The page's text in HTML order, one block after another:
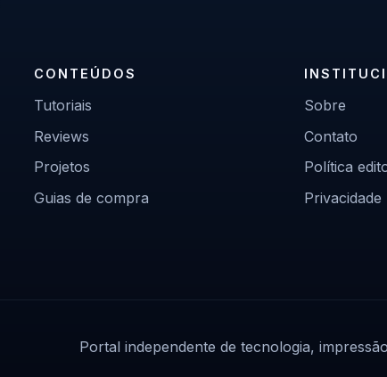
CONTEÚDOS
Tutoriais
Reviews
Projetos
Guias de compra
Sobre
Contato
Política
Privacidade
Portal independente de tecnologia,